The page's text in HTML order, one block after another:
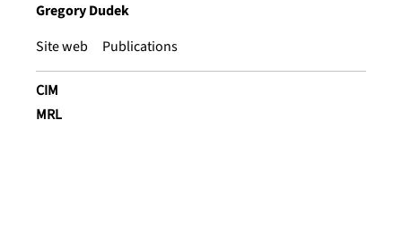
Gregory Dudek
Site web
Publications
CIM
MRL